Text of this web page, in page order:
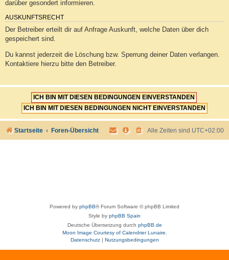
darüber gesondert informieren.
AUSKUNFTSRECHT
Der Betreiber erteilt dir auf Anfrage Auskunft, welche Daten über dich
gespeichert sind.
Du kannst jederzeit die Löschung bzw. Sperrung deiner Daten verlangen.
Kontaktiere hierzu bitte den Betreiber.
Startseite Foren-Übersicht Alle Zeiten sind UTC+02:00
Powered by phpBB® Forum Software © phpBB Limited
Style by phpBB Spain
Deutsche Übersetzung durch phpBB.de
Moon Image Courtesy of Calendrier Lunaire.
Datenschutz| Nutzungsbedingungen